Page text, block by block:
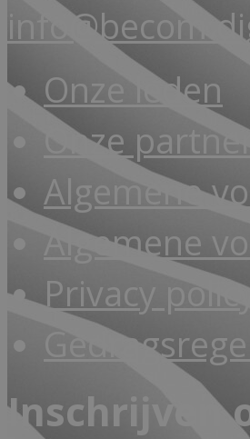
Onze leden
Onze
Algemene
Algemene
Privacy
Inschrijven